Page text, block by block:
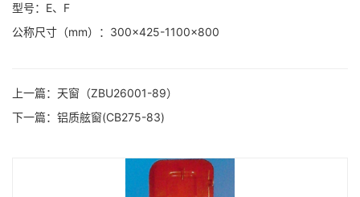
型号：E、F
公称尺寸（mm）：300×425-1100×800
上一篇： 天窗（ZBU26001-89）
下一篇： 铝质舷窗(CB275-83)